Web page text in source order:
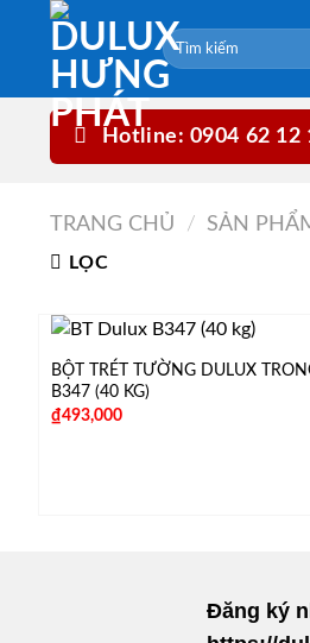
content
Hotline: 0904 62 12
TRANG CHỦ / SẢN
LỌC
BỘT TRÉT TƯỜNG DULUX
B347 (40 KG)
₫493,000
Đăng ký